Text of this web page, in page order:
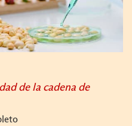
de la cadena de